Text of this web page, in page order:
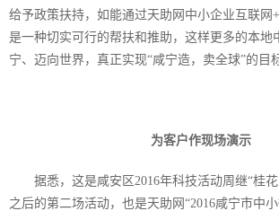
给予政策扶持，如能通过天助网中小企业互联网 +
是一种切实可行的帮扶和推助，这样更多的本地
宁、迈向世界，真正实现“咸宁造，卖全球”的目
为客户作现场演示
据悉，这是咸安区2016年科技活动周继“桂
之后的第二场活动，也是天助网“2016咸宁市中